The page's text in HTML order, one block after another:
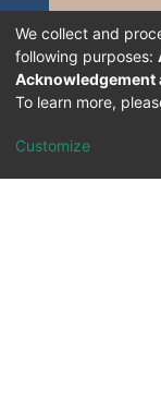
We collect and
following purposes:
Acknowledgement
To learn more,
Customize